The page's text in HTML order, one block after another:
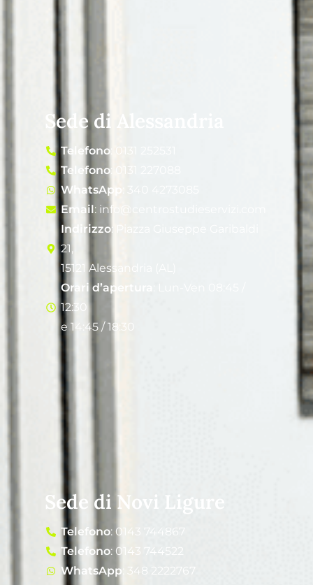
Sede di Alessandria
Telefono: 0131 252531
Telefono: 0131 227088
WhatsApp
Email: info@centrostudieservizi.com
Indirizzo: Piazza Giuseppe Garibaldi
21,
15121 Alessandria (AL)
Orari d’apertura
12:30
e 14:45 / 18:30
Sede di Novi Ligure
Telefono: 0143 744867
Telefono: 0143 744522
WhatsApp : 348 2222767